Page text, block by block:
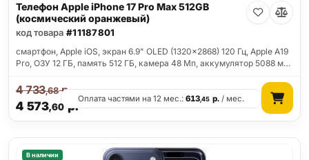
Телефон Apple iPhone 17 Pro Max 512GB
(космический оранжевый)
код товара #11187801
смартфон, Apple iOS, экран 6.9" OLED (1320x2868) 120 Гц, Apple A19
Pro, ОЗУ 12 ГБ, память 512 ГБ, камера 48 Мп, аккумулятор 5088 м…
4 573,60 р.
4 733,68р.
Оплата частями на 12 мес.:613,45 р./ мес.
В наличии